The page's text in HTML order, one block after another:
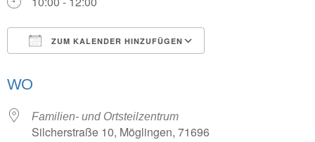
ZUM KALENDER HINZUFÜGEN
WO
Familien- und Ortsteilzentrum
Silcherstraße 10, Möglingen, 71696